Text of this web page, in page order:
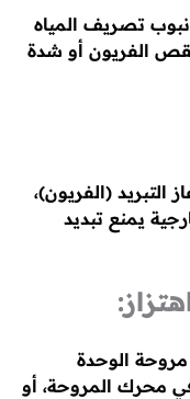
تصريف المياه
الفريون أو شدة
(الفريون)،
يمنع تبديد
مروحة الوحدة
محرك المروحة، أو